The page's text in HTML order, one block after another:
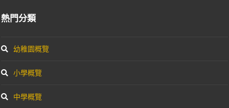
熱門分類
幼稚園概覽
小學概覽
中學概覽